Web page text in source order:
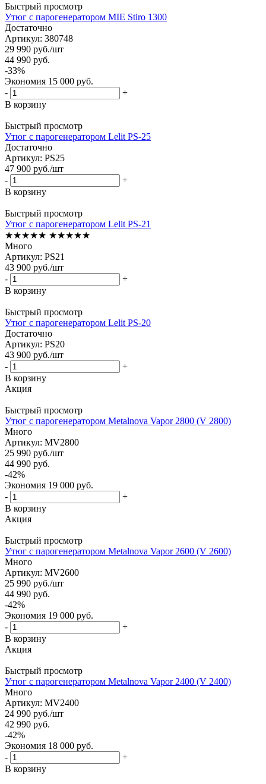
Быстрый просмотр
Утюг с парогенератором MIE Stiro 1300
Достаточно
Артикул: 380748
29 990 руб./шт
44 990 руб.
-33%
Экономия 15 000 руб.
-
+
В корзину
Быстрый просмотр
Утюг с парогенератором Lelit PS-25
Достаточно
Артикул: PS25
47 900 руб./шт
-
+
В корзину
Быстрый просмотр
Утюг с парогенератором Lelit PS-21
★★★★★ ★★★★★
Много
Артикул: PS21
43 900 руб./шт
-
+
В корзину
Быстрый просмотр
Утюг с парогенератором Lelit PS-20
Достаточно
Артикул: PS20
43 900 руб./шт
-
+
В корзину
Акция
Быстрый просмотр
Утюг с парогенератором Metalnova Vapor 2800 (V 2800)
Много
Артикул: MV2800
25 990 руб./шт
44 990 руб.
-42%
Экономия 19 000 руб.
-
+
В корзину
Акция
Быстрый просмотр
Утюг с парогенератором Metalnova Vapor 2600 (V 2600)
Много
Артикул: MV2600
25 990 руб./шт
44 990 руб.
-42%
Экономия 19 000 руб.
-
+
В корзину
Акция
Быстрый просмотр
Утюг с парогенератором Metalnova Vapor 2400 (V 2400)
Много
Артикул: MV2400
24 990 руб./шт
42 990 руб.
-42%
Экономия 18 000 руб.
-
+
В корзину